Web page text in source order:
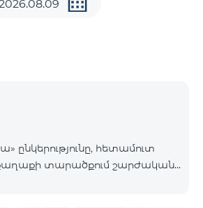
ընկերությունը, հետամուտ
քաղաքի տարածքում շարժական